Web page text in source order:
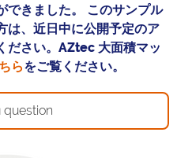
できました。 このサンプル
は、近日中に公開予定のア
ださい。AZtec 大面積マッ
らをご覧ください。
question